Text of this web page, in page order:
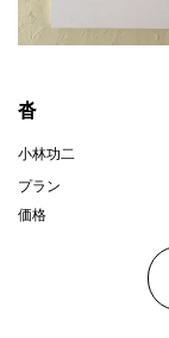
沓
小林功二
プラン
価格